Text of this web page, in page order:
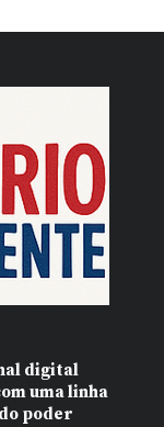
digital
uma linha
poder